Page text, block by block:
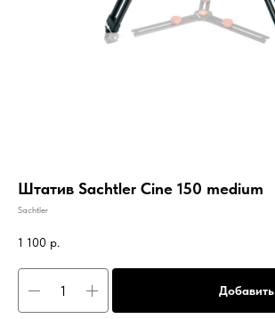
Штатив Sachtler Cine 150 medium
Sachtler
1 100 р.
Добавить